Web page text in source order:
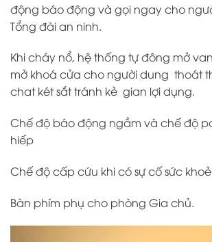
động báo động và gọi ngay cho
Tổng đài an ninh.
Khi cháy nổ, hệ thống tự đông mở
mở khoá cửa cho người dung thoát
chat két sắt tránh kẻ gian lợi dụng.
Chế độ báo động ngầm và chế độ
hiếp
Chế độ cấp cứu khi có sự cố sức
Bàn phím phụ cho phòng Gia chủ.